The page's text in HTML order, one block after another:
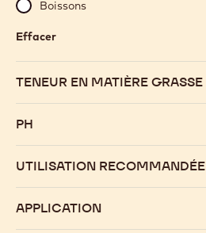
Boissons
Effacer
TENEUR EN MATIÈRE GRASSE
PH
UTILISATION RECOMMANDÉE
APPLICATION